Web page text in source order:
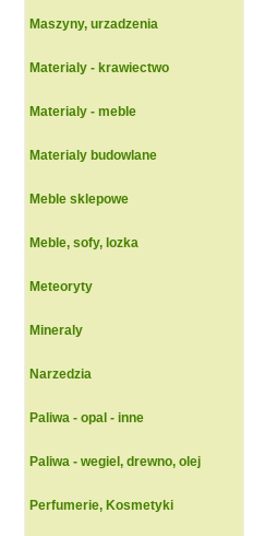
Maszyny, urzadzenia
Materialy - krawiectwo
Materialy - meble
Materialy budowlane
Meble sklepowe
Meble, sofy, lozka
Meteoryty
Mineraly
Narzedzia
Paliwa - opal - inne
Paliwa - wegiel, drewno, olej
Perfumerie, Kosmetyki